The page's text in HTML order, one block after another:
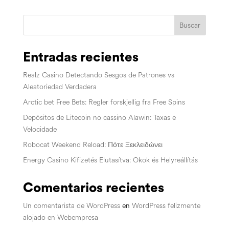
Buscar
Entradas recientes
Realz Casino Detectando Sesgos de Patrones vs
Aleatoriedad Verdadera
Arctic bet Free Bets: Regler forskjellig fra Free Spins
Depósitos de Litecoin no cassino Alawin: Taxas e
Velocidade
Robocat Weekend Reload: Πότε Ξεκλειδώνει
Energy Casino Kifizetés Elutasítva: Okok és Helyreállítás
Comentarios recientes
Un comentarista de WordPressen WordPress felizmente
alojado en Webempresa